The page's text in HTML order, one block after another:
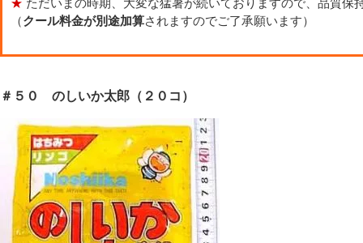
（クール料金が別途加算されますのでご了承願います）
＃５０ のしいか太郎（２０コ）